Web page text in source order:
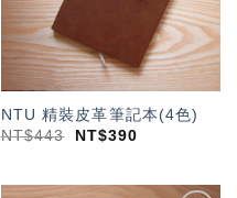
NTU 精裝皮革筆記本(4色)
NT$443 NT$390